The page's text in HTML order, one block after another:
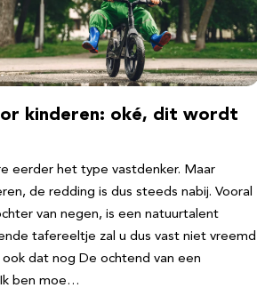
kinderen: oké, dit wordt
eerder het type vastdenker. Maar
de redding is dus steeds nabij. Vooral
van negen, is een natuurtalent
tafereeltje zal u dus vast niet vreemd
ook dat nog De ochtend van een
ben moe…